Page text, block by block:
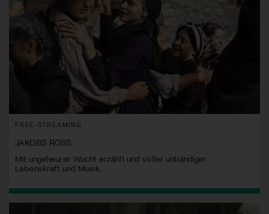
FREE-STREAMING
JAKOBS ROSS
Mit ungeheurer Wucht erzählt und voller unbändiger
Lebenskraft und Musik.